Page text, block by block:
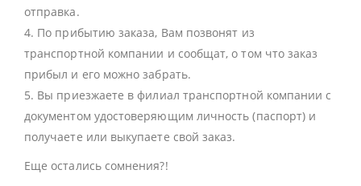
отправка.
4. По прибытию заказа, Вам позвонят из
транспортной компании и сообщат, о том что заказ
прибыл и его можно забрать.
5. Вы приезжаете в филиал транспортной компании с
документом удостоверяющим личность (паспорт) и
получаете или выкупаете свой заказ.
Еще остались сомнения?!